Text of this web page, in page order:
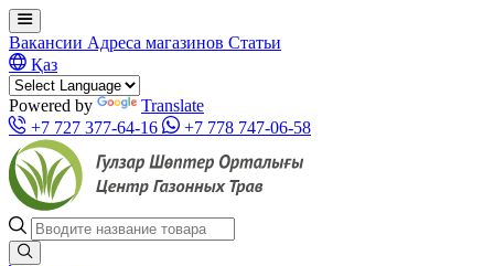
Вакансии Адреса магазинов Статьи
Қаз
Powered by
Translate
+7 727 377-64-16
+7 778 747-06-58